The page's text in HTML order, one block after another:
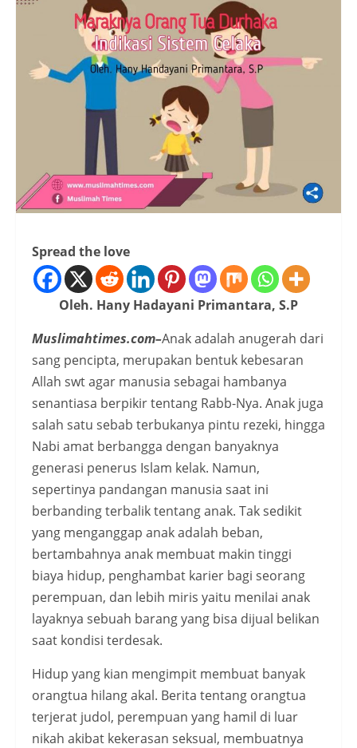
Spread the love
Oleh. Hany Hadayani Primantara, S.P
Muslimahtimes.com–Anak adalah anugerah dari
sang pencipta, merupakan bentuk kebesaran
Allah swt agar manusia sebagai hambanya
senantiasa berpikir tentang Rabb-Nya. Anak juga
salah satu sebab terbukanya pintu rezeki, hingga
Nabi amat berbangga dengan banyaknya
generasi penerus Islam kelak. Namun,
sepertinya pandangan manusia saat ini
berbanding terbalik tentang anak. Tak sedikit
yang menganggap anak adalah beban,
bertambahnya anak membuat makin tinggi
biaya hidup, penghambat karier bagi seorang
perempuan, dan lebih miris yaitu menilai anak
layaknya sebuah barang yang bisa dijual belikan
saat kondisi terdesak.
Hidup yang kian mengimpit membuat banyak
orangtua hilang akal. Berita tentang orangtua
terjerat judol, perempuan yang hamil di luar
nikah akibat kekerasan seksual, membuatnya